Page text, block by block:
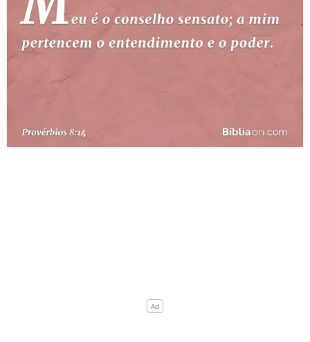
ESTUDOS BÍBLICOS
ESBOÇOS DE PREGAÇÃO
PERGUNTE À BÍBLIA